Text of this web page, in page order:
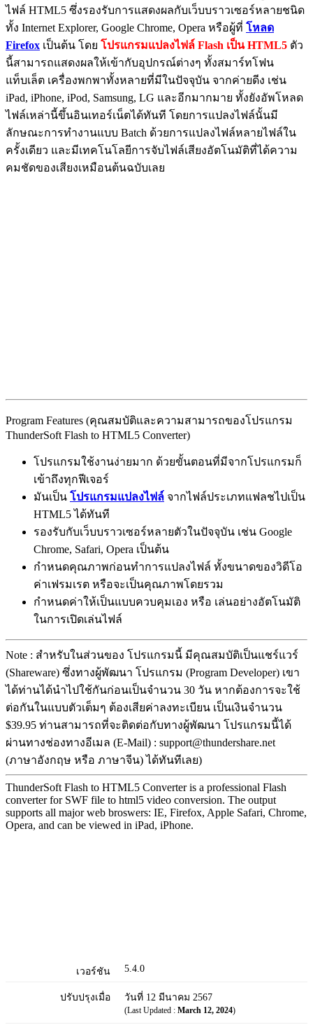
ไฟล์ HTML5 ซึ่งรองรับการแสดงผลกับเว็บบราวเซอร์หลายชนิด
ทั้ง Internet Explorer, Google Chrome, Opera หรือผู้ที่ โหลด
Firefox เป็นต้น โดย โปรแกรมแปลงไฟล์ Flash เป็น HTML5 ตัว
นี้สามารถแสดงผลให้เข้ากับอุปกรณ์ต่างๆ ทั้งสมาร์ทโฟน
แท็บเล็ต เครื่องพกพาทั้งหลายที่มีในปัจจุบัน จากค่ายดีง เช่น
iPad, iPhone, iPod, Samsung, LG และอีกมากมาย ทั้งยังอัพโหลด
ไฟล์เหล่านี้ขึ้นอินเทอร์เน็ตได้ทันที โดยการแปลงไฟล์นั้นมี
ลักษณะการทำงานแบบ Batch ด้วยการแปลงไฟล์หลายไฟล์ใน
ครั้งเดียว และมีเทคโนโลยีการจับไฟล์เสียงอัตโนมัติที่ได้ความ
คมชัดของเสียงเหมือนต้นฉบับเลย
Program Features (คุณสมบัติและความสามารถของโปรแกรม
ThunderSoft Flash to HTML5 Converter)
โปรแกรมใช้งานง่ายมาก ด้วยขั้นตอนที่มีจากโปรแกรมก็
เข้าถึงทุกฟีเจอร์
มันเป็น โปรแกรมแปลงไฟล์ จากไฟล์ประเภทแฟลชไปเป็น
HTML5 ได้ทันที
รองรับกับเว็บบราวเซอร์หลายตัวในปัจจุบัน เช่น Google
Chrome, Safari, Opera เป็นต้น
กำหนดคุณภาพก่อนทำการแปลงไฟล์ ทั้งขนาดของวิดีโอ
ค่าเฟรมเรต หรือจะเป็นคุณภาพโดยรวม
กำหนดค่าให้เป็นแบบควบคุมเอง หรือ เล่นอย่างอัตโนมัติ
ในการเปิดเล่นไฟล์
Note : สำหรับในส่วนของ โปรแกรมนี้ มีคุณสมบัติเป็นแชร์แวร์
(Shareware) ซึ่งทางผู้พัฒนา โปรแกรม (Program Developer) เขา
ได้ท่านได้นำไปใช้กันก่อนเป็นจำนวน 30 วัน หากต้องการจะใช้
ต่อกันในแบบตัวเต็มๆ ต้องเสียค่าลงทะเบียน เป็นเงินจำนวน
$39.95 ท่านสามารถที่จะติดต่อกับทางผู้พัฒนา โปรแกรมนี้ได้
ผ่านทางช่องทางอีเมล (E-Mail) : support@thundershare.net
(ภาษาอังกฤษ หรือ ภาษาจีน) ได้ทันทีเลย)
ThunderSoft Flash to HTML5 Converter is a professional Flash
converter for SWF file to html5 video conversion. The output
supports all major web broswers: IE, Firefox, Apple Safari, Chrome,
Opera, and can be viewed in iPad, iPhone.
เวอร์ชัน 5.4.0
ปรับปรุงเมื่อ วันที่ 12 มีนาคม 2567
(Last Updated : March 12, 2024)